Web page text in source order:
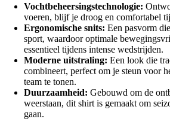
Vochtbeheersingstechnologie:
voeren, blijf je droog en comfortabel
Ergonomische snits: Een pasvorm
sport, waardoor optimale
essentieel tijdens intense wedstrijden.
Moderne uitstraling: Een look die
combineert, perfect om je steun voor
team te tonen.
Duurzaamheid: Gebouwd om de
weerstaan, dit shirt is gemaakt om
gaan.